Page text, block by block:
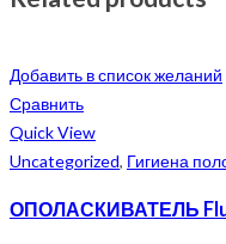
Добавить в список желаний
Сравнить
Quick View
Uncategorized, Гигиена
ОПОЛАСКИВАТЕЛЬ